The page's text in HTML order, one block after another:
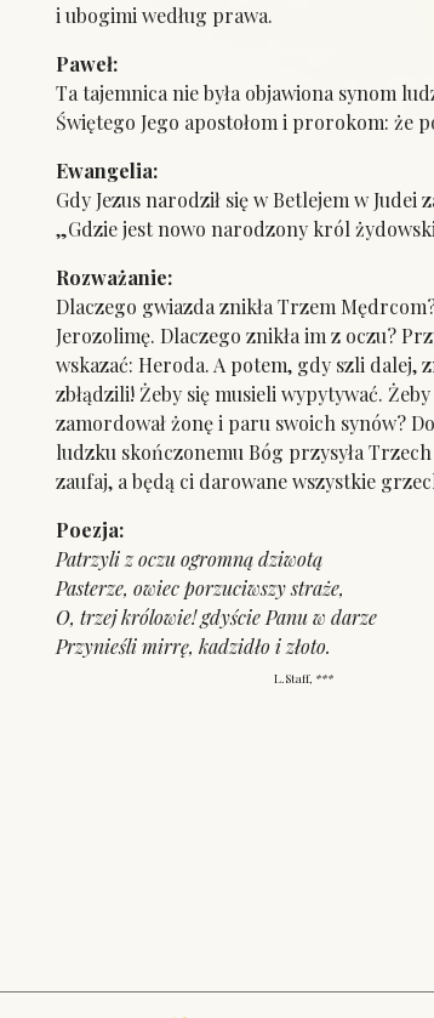
i ubogimi według prawa.
Paweł:
Ta tajemnica nie była objawiona synom
Świętego Jego apostołom i prorokom: że
Ewangelia:
Gdy Jezus narodził się w Betlejem w
„Gdzie jest nowo narodzony król
Rozważanie:
Dlaczego gwiazda znikła Trzem
Jerozolimę. Dlaczego znikła im z oczu?
wskazać: Heroda. A potem, gdy szli dalej,
zbłądzili! Żeby się musieli wypytywać.
zamordował żonę i paru swoich synów?
ludzku skończonemu Bóg przysyła
zaufaj, a będą ci darowane wszystkie
Poezja:
Patrzyli z oczu ogromną dziwotą
Pasterze, owiec porzuciwszy straże,
O, trzej królowie! gdyście Panu w darze
Przynieśli mirrę, kadzidło i złoto.
L.Staff, ***